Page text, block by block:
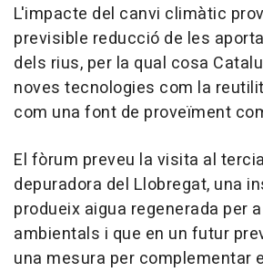
L'impacte del canvi climàtic
previsible reducció de les
dels rius, per la qual cosa
noves tecnologies com la
com una font de proveïment
El fòrum preveu la visita al
depuradora del Llobregat, una
produeix aigua regenerada per
ambientals i que en un futur
una mesura per complementar